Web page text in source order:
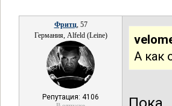
Фритц, 57
Германия, Alfeld (Leine)
Репутация: 4106
А как